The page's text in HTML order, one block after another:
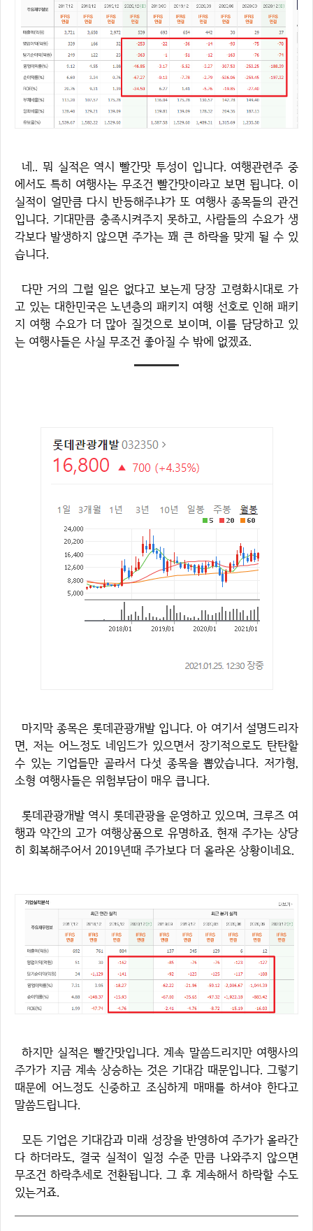
네.. 뭐 실적은 역시 빨간맛 투성이 입니다. 여행관련주 중
에서도 특히 여행사는 무조건 빨간맛이라고 보면 됩니다. 이
실적이 얼만큼 다시 반등해주냐가 또 여행사 종목들의 관건
입니다. 기대만큼 충족시켜주지 못하고, 사람들의 수요가 생
각보다 발생하지 않으면 주가는 꽤 큰 하락을 맞게 될 수 있
습니다.
다만 거의 그럴 일은 없다고 보는게 당장 고령화시대로 가
고 있는 대한민국은 노년층의 패키지 여행 선호로 인해 패키
지 여행 수요가 더 많아 질것으로 보이며, 이를 담당하고 있
는 여행사들은 사실 무조건 좋아질 수 밖에 없겠죠.
마지막 종목은 롯데관광개발 입니다. 아 여기서 설명드리자
면, 저는 어느정도 네임드가 있으면서 장기적으로도 탄탄할
수 있는 기업들만 골라서 다섯 종목을 뽑았습니다. 저가형,
소형 여행사들은 위험부담이 매우 큽니다.
롯데관광개발 역시 롯데관광을 운영하고 있으며, 크루즈 여
행과 약간의 고가 여행상품으로 유명하죠. 현재 주가는 상당
히 회복해주어서 2019년때 주가보다 더 올라온 상황이네요.
하지만 실적은 빨간맛입니다. 계속 말씀드리지만 여행사의
주가가 지금 계속 상승하는 것은 기대감 때문입니다. 그렇기
때문에 어느정도 신중하고 조심하게 매매를 하셔야 한다고
말씀드립니다.
모든 기업은 기대감과 미래 성장을 반영하여 주가가 올라간
다 하더라도, 결국 실적이 일정 수준 만큼 나와주지 않으면
무조건 하락추세로 전환됩니다. 그 후 계속해서 하락할 수도
있는거죠.